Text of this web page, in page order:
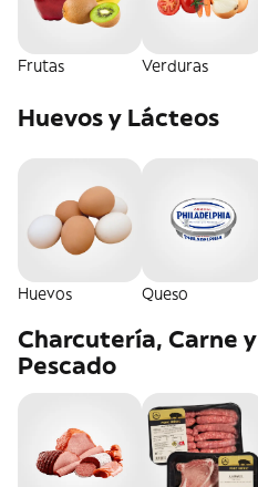
Frutas Verduras
Huevos y Lácteos
Huevos Queso
Charcutería, Carne y
Pescado